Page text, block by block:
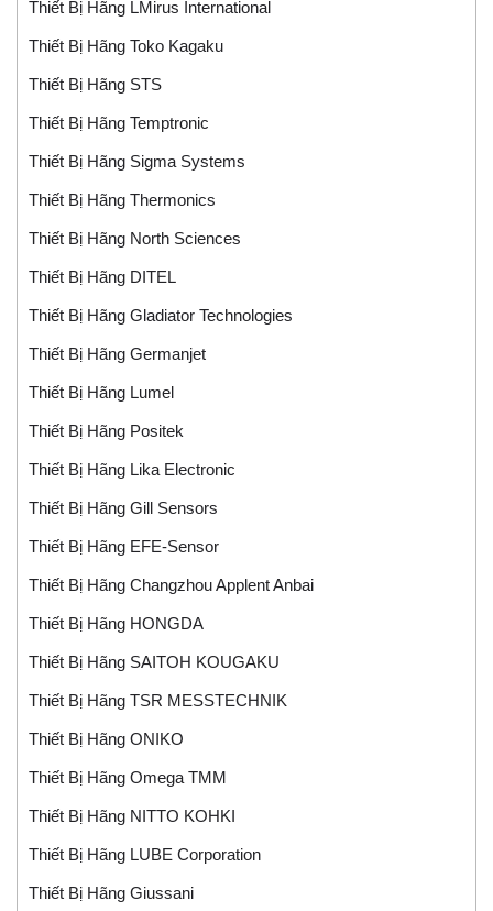
Thiết Bị Hãng LMirus International
Thiết Bị Hãng Toko Kagaku
Thiết Bị Hãng STS
Thiết Bị Hãng Temptronic
Thiết Bị Hãng Sigma Systems
Thiết Bị Hãng Thermonics
Thiết Bị Hãng North Sciences
Thiết Bị Hãng DITEL
Thiết Bị Hãng Gladiator Technologies
Thiết Bị Hãng Germanjet
Thiết Bị Hãng Lumel
Thiết Bị Hãng Positek
Thiết Bị Hãng Lika Electronic
Thiết Bị Hãng Gill Sensors
Thiết Bị Hãng EFE-Sensor
Thiết Bị Hãng Changzhou Applent Anbai
Thiết Bị Hãng HONGDA
Thiết Bị Hãng SAITOH KOUGAKU
Thiết Bị Hãng TSR MESSTECHNIK
Thiết Bị Hãng ONIKO
Thiết Bị Hãng Omega TMM
Thiết Bị Hãng NITTO KOHKI
Thiết Bị Hãng LUBE Corporation
Thiết Bị Hãng Giussani